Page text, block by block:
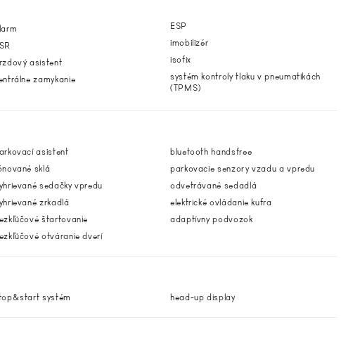
asistent
zamykanie
ESP
imobilizér
isofix
systém kontroly tlaku v pneumatikách
(TPMS)
asistent
sklá
sedačky vpredu
zrkadlá
štartovanie
otváranie dverí
bluetooth handsfree
parkovacie senzory vzadu a vpredu
odvetrávané sedadlá
elektrické ovládanie kufra
adaptívny podvozok
systém head-up display